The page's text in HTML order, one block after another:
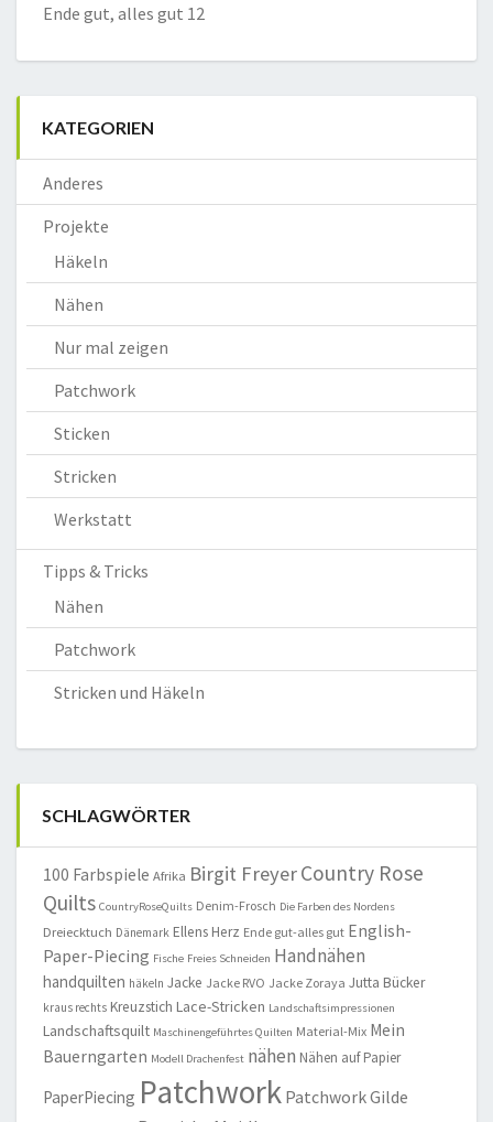
Ende gut, alles gut 12
KATEGORIEN
Anderes
Projekte
Häkeln
Nähen
Nur mal zeigen
Patchwork
Sticken
Stricken
Werkstatt
Tipps & Tricks
Nähen
Patchwork
Stricken und Häkeln
SCHLAGWÖRTER
100 Farbspiele Afrika Birgit FreyerCountry Rose
Quilts CountryRoseQuilts Denim-Frosch Die Farben des Nordens
Dreiecktuch Dänemark Ellens Herz Ende gut-alles gut English-
Paper-Piecing Fische Freies Schneiden Handnähen
handquilten häkeln Jacke Jacke RVO Jacke Zoraya Jutta Bücker
kraus rechts Kreuzstich Lace-Stricken Landschaftsimpressionen
Landschaftsquilt Maschinengeführtes Quilten Material-Mix Mein
Bauerngarten Modell Drachenfest nähen Nähen auf Papier
PaperPiecing Patchwork Patchwork Gilde